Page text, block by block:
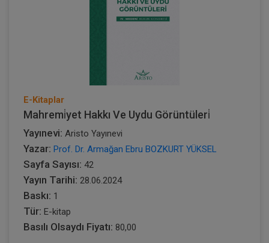
E-Kitaplar
Mahremi̇yet Hakkı Ve Uydu Görüntüleri̇
Yayınevi: Aristo Yayınevi
Yazar: Prof. Dr. Armağan Ebru BOZKURT YÜKSEL
Sayfa Sayısı: 42
Yayın Tarihi: 28.06.2024
Baskı: 1
Tür: E-kitap
Basılı Olsaydı Fiyatı: 80,00